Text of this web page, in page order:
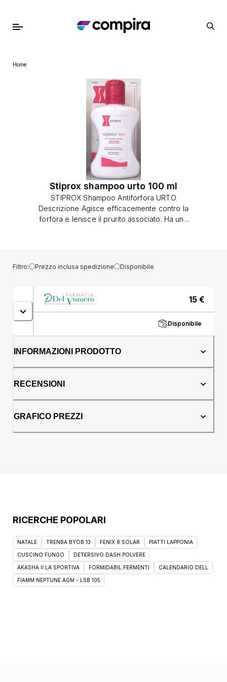
Home
Stiprox shampoo urto 100 ml
STIPROX Shampoo Antiforfora URTO
Descrizione Agisce efficacemente contro la
forfora e lenisce il prurito associato. Ha una
combatte i principali agenti responsabili della
forfora, la cui efficacia è scientificamente
Applicare lo shampoo sui capelli bagnati e
massaggiare fino ad ottenere una
abbondante schiuma, attendere qualche
minuto e sciacquare. Si può utilizzare 2 volte
alla settimana. Componenti Aqua, sodium
laureth sulfate, polysorbate 80, hexylene
betaine, ciclopirox olamine, oleyl alcohol,
citric acid, sodium chloride, disodium
phosphate, polyquaternium-10, glycerin,
parfum, sodium benzoate, benzyl salicylate,
isomethyl ionone, linalool, sodium acetate,
isopropyl alcohol. Avvertenze Evitare il
Filtro: Prezzo inclusa spedizione Disponibile
15 €
Disponibile
INFORMAZIONI PRODOTTO
RECENSIONI
GRAFICO PREZZI
RICERCHE POPOLARI
NATALE TRENBA BYOB 13 FENIX 8 SOLAR PIATTI LAPPONIA
CUSCINO FUNGO DETERSIVO DASH POLVERE
AKASHA II LA SPORTIVA FORMIDABIL FERMENTI CALENDARIO DELL
FIAMM NEPTUNE AGM - LSB 105